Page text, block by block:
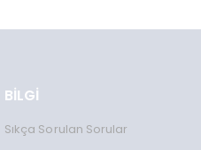
BİLGİ
Sıkça Sorulan Sorular